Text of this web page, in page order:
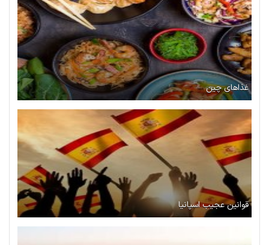
غذاهای چین
قوانین عجیب اسپانیا